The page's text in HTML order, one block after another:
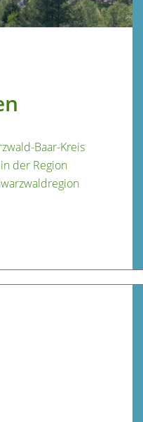
Baar-Kreis
der Region